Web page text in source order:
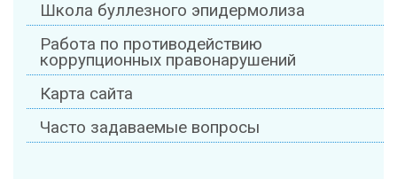
Школа буллезного эпидермолиза
Работа по противодействию
коррупционных правонарушений
Карта сайта
Часто задаваемые вопросы